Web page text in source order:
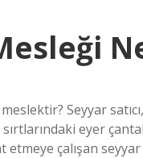
Seyyar
eyer
etmeye çalışan